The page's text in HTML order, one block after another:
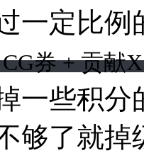
一定比例
CG券+贡献
一些积
够了就